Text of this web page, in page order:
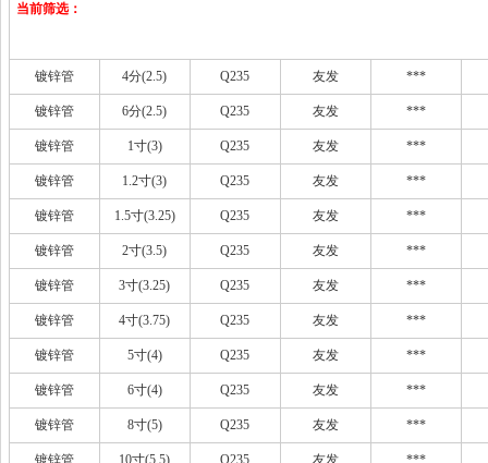
当前筛选：
镀锌管 4分(2.5) Q235 友发 ***
镀锌管 6分(2.5) Q235 友发 ***
镀锌管 1寸(3) Q235 友发 ***
镀锌管 1.2寸(3) Q235 友发 ***
镀锌管 1.5寸(3.25) Q235 友发 ***
镀锌管 2寸(3.5) Q235 友发 ***
镀锌管 3寸(3.25) Q235 友发 ***
镀锌管 4寸(3.75) Q235 友发 ***
镀锌管 5寸(4) Q235 友发 ***
镀锌管 6寸(4) Q235 友发 ***
镀锌管 8寸(5) Q235 友发 ***
镀锌管 10寸(5.5) Q235 友发 ***